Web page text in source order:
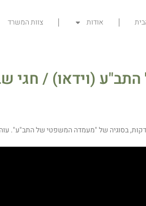
אודות צוות המשרד
(וידאו) / חגי